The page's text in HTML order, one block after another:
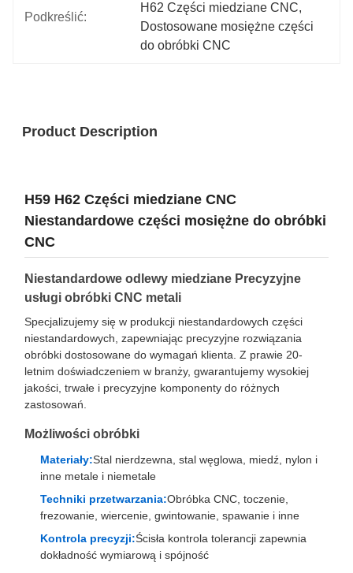
Podkreślić:
H62 Części miedziane CNC,
Dostosowane mosiężne części
do obróbki CNC
Product Description
H59 H62 Części miedziane CNC
Niestandardowe części mosiężne do obróbki
CNC
Niestandardowe odlewy miedziane Precyzyjne
usługi obróbki CNC metali
Specjalizujemy się w produkcji niestandardowych części
niestandardowych, zapewniając precyzyjne rozwiązania
obróbki dostosowane do wymagań klienta. Z prawie 20-
letnim doświadczeniem w branży, gwarantujemy wysokiej
jakości, trwałe i precyzyjne komponenty do różnych
zastosowań.
Możliwości obróbki
Materiały:Stal nierdzewna, stal węglowa, miedź, nylon i
inne metale i niemetale
Techniki przetwarzania:Obróbka CNC, toczenie,
frezowanie, wiercenie, gwintowanie, spawanie i inne
Kontrola precyzji:Ścisła kontrola tolerancji zapewnia
dokładność wymiarową i spójność